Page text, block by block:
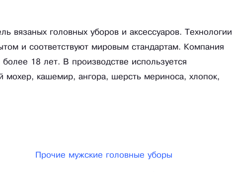
вязаных головных уборов и аксессуаров. Технологии
и соответствуют мировым стандартам. Компания
18 лет. В производстве используется
мохер, кашемир, ангора, шерсть мериноса, хлопок,
Прочие мужские головные уборы